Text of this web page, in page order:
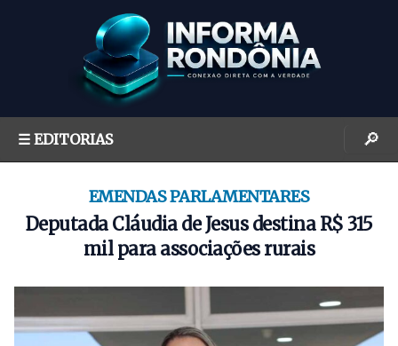
☰ EDITORIAS 🔎
EMENDAS PARLAMENTARES
Deputada Cláudia de Jesus destina R$ 315
mil para associações rurais